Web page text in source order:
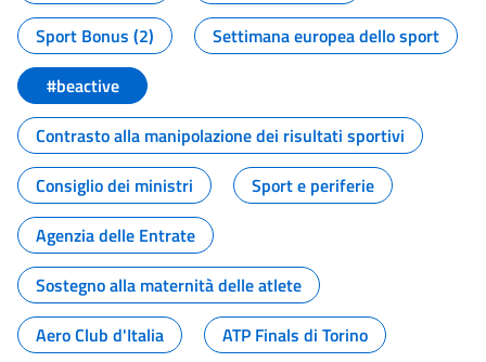
Sport Bonus (2)
Settimana europea dello sport
#beactive
Contrasto alla manipolazione dei risultati sportivi
Consiglio dei ministri
Sport e periferie
Agenzia delle Entrate
Sostegno alla maternità delle atlete
Aero Club d'Italia
ATP Finals di Torino